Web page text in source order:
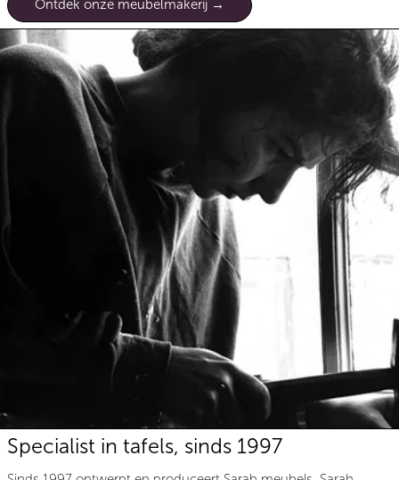
Ontdek onze meubelmakerij
Specialist in tafels, sinds 1997